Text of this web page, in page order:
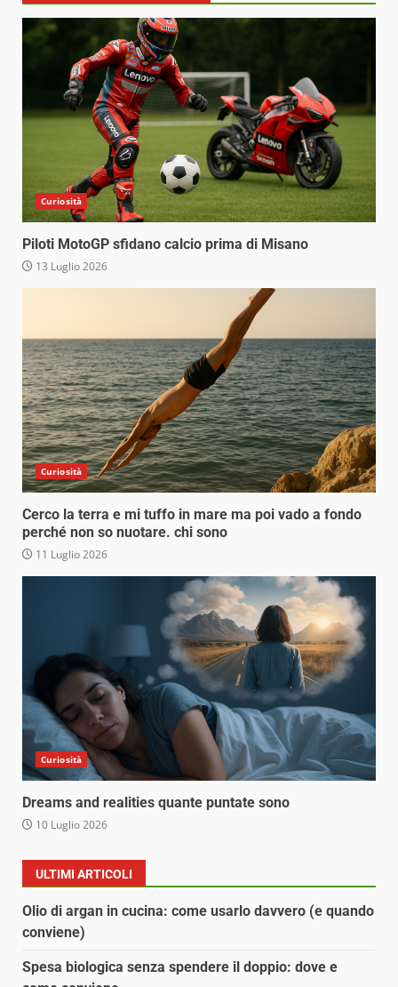
Curiosità
Piloti MotoGP sfidano calcio prima di Misano
13 Luglio 2026
Curiosità
Cerco la terra e mi tuffo in mare ma poi vado a fondo
perché non so nuotare. chi sono
11 Luglio 2026
Curiosità
Dreams and realities quante puntate sono
10 Luglio 2026
ULTIMI ARTICOLI
Olio di argan in cucina: come usarlo davvero (e quando
conviene)
Spesa biologica senza spendere il doppio: dove e